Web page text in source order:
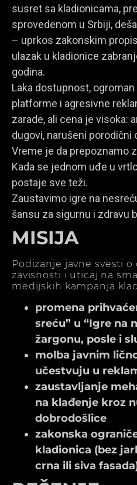
susret sa kladionicama,
sprovedenom u Srbiji,
– uprkos zakonskim
ulazak u kladionice
godina.
Laka dostupnost,
platforme i agresivne
zarade, ali cena je visoka:
dugovi, narušeni porodični
Vreme je da prepoznamo
Kada se jednom uđe u
postaje sve teži.
Zaustavimo igre na
šansu za sigurnu i zdravu
MISIJA
Podizanje javne svesti
zavisnosti i uticaj na
medijskih kampanja
promena
sreću” u “Igre na
žargonu, posle i
molba javnim
učestvuju u
zaustavljanje
na klađenje kroz
dobrodošlice
zakonska
kladionica (bez
crna ili siva